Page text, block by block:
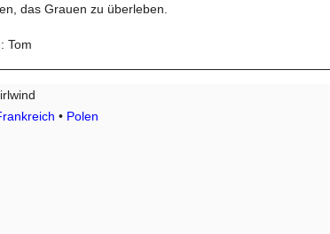
das Grauen zu überleben.
Tom
• Polen